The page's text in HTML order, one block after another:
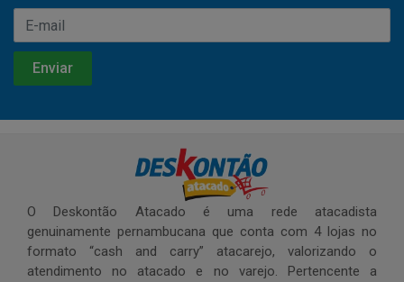
O Deskontão Atacado é uma rede atacadista
genuinamente pernambucana que conta com 4 lojas no
formato “cash and carry” atacarejo, valorizando o
atendimento no atacado e no varejo. Pertencente a